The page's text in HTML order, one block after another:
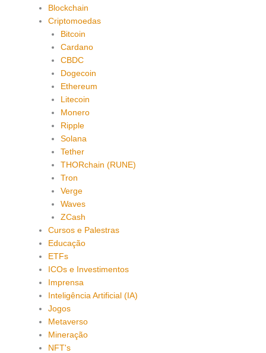
Blockchain
Criptomoedas
Bitcoin
Cardano
CBDC
Dogecoin
Ethereum
Litecoin
Monero
Ripple
Solana
Tether
THORchain (RUNE)
Tron
Verge
Waves
ZCash
Cursos e Palestras
Educação
ETFs
ICOs e Investimentos
Imprensa
Inteligência Artificial (IA)
Jogos
Metaverso
Mineração
NFT's